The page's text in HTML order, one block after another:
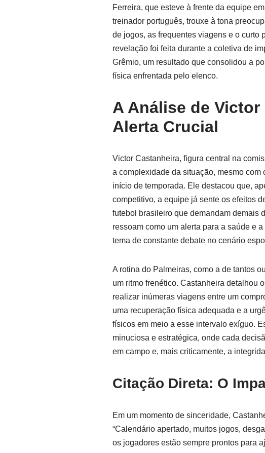
Ferreira, que esteve à frente da equipe
treinador português, trouxe à tona
de jogos, as frequentes viagens e o curto
revelação foi feita durante a coletiva de
Grêmio, um resultado que consolidou a
física enfrentada pelo elenco.
A Análise de
Alerta Crucial
Victor Castanheira, figura central na
a complexidade da situação, mesmo
início de temporada. Ele destacou que,
competitivo, a equipe já sente os efeitos
futebol brasileiro que demandam demais
ressoam como um alerta para a saúde e
tema de constante debate no cenário
A rotina do Palmeiras, como a de tantos
um ritmo frenético. Castanheira detalhou
realizar inúmeras viagens entre um
uma recuperação física adequada e a
físicos em meio a esse intervalo exíguo.
minuciosa e estratégica, onde cada
em campo e, mais criticamente, a
Citação Direta: O
Em um momento de sinceridade,
“Calendário apertado, muitos jogos,
os jogadores estão sempre prontos para